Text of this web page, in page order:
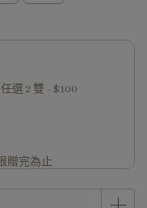
選 2 雙 - $100
贈完為止